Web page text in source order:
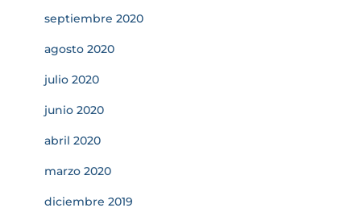
septiembre 2020
agosto 2020
julio 2020
junio 2020
abril 2020
marzo 2020
diciembre 2019